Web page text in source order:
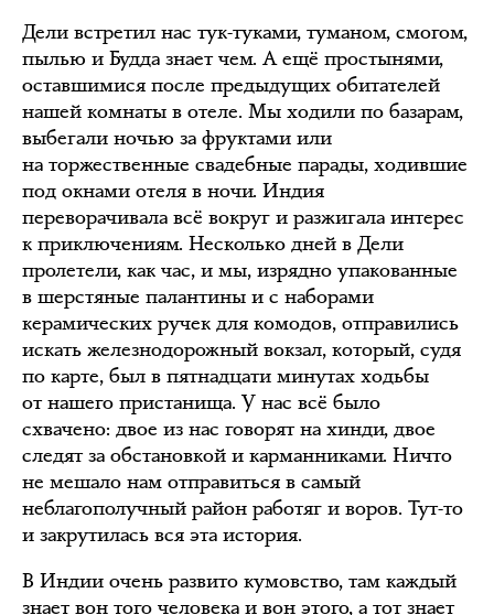
Дели встретил нас тук-туками, туманом, смогом,
пылью и Будда знает чем. А ещё простынями,
оставшимися после предыдущих обитателей
нашей комнаты в отеле. Мы ходили по базарам,
выбегали ночью за фруктами или
на торжественные свадебные парады, ходившие
под окнами отеля в ночи. Индия
переворачивала всё вокруг и разжигала интерес
к приключениям. Несколько дней в Дели
пролетели, как час, и мы, изрядно упакованные
в шерстяные палантины и с наборами
керамических ручек для комодов, отправились
искать железнодорожный вокзал, который, судя
по карте, был в пятнадцати минутах ходьбы
от нашего пристанища. У нас всё было
схвачено: двое из нас говорят на хинди, двое
следят за обстановкой и карманниками. Ничто
не мешало нам отправиться в самый
неблагополучный район работяг и воров. Тут-то
и закрутилась вся эта история.
В Индии очень развито кумовство, там каждый
знает вон того человека и вон этого, а тот знает